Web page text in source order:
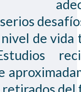
de vida